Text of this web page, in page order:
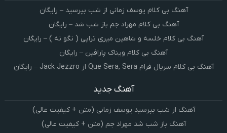
آهنگ بی کلام یوسف زمانی از شب بپرسید – رایگان
آهنگ بی کلام مهراد جم باز شب شد – رایگان
آهنگ بی کلام خلسه و شاهین میری تراپی ( نگو نه ) – رایگان
آهنگ بی کلام ویناک پارافین – رایگان
آهنگ بی کلام سریال فرام Que Sera, Sera از Jack Jezzro – رایگان
آهنگ جدید
آهنگ از شب بپرسید یوسف زمانی (متن + کیفیت عالی)
آهنگ باز شب شد مهراد جم (متن + کیفیت عالی)